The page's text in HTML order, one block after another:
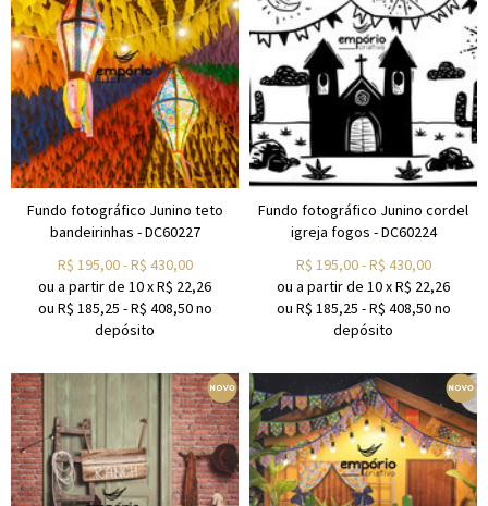
Fundo fotográfico Junino teto
bandeirinhas - DC60227
R$ 195,00-R$ 430,00
ou a partir de 10xR$ 22,26
ou R$ 185,25 -R$ 408,50no
depósito
Fundo fotográfico Junino cordel
igreja fogos - DC60224
R$ 195,00-R$ 430,00
ou a partir de 10xR$ 22,26
ou R$ 185,25 -R$ 408,50no
depósito